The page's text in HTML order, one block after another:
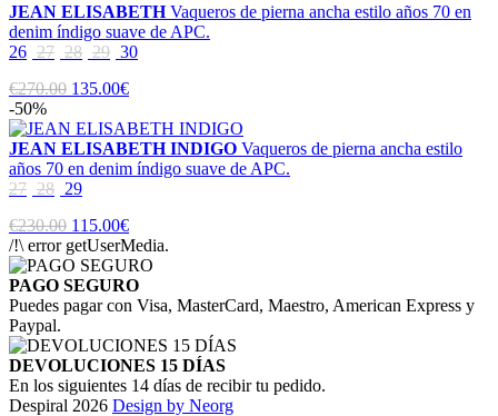
JEAN ELISABETH Vaqueros de pierna ancha estilo años 70 en
denim índigo suave de APC.
26 27 28 29 30
€270.00 135.00€
-50%
JEAN ELISABETH INDIGO Vaqueros de pierna ancha estilo
años 70 en denim índigo suave de APC.
27 28 29
€230.00 115.00€
/!\ error getUserMedia.
PAGO SEGURO
Puedes pagar con Visa, MasterCard, Maestro, American Express y
Paypal.
DEVOLUCIONES 15 DÍAS
En los siguientes 14 días de recibir tu pedido.
Despiral 2026 Design by Neorg